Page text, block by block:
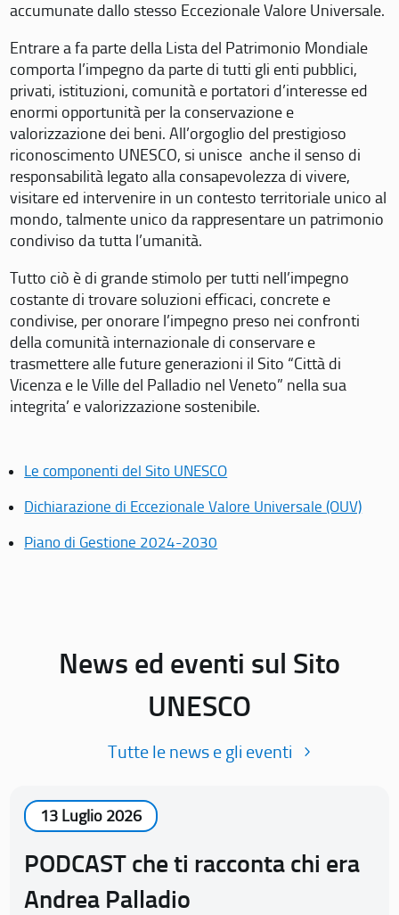
accumunate dallo stesso Eccezionale Valore Universale.
Entrare a fa parte della Lista del Patrimonio Mondiale
comporta l’impegno da parte di tutti gli enti pubblici,
privati, istituzioni, comunità e portatori d’interesse ed
enormi opportunità per la conservazione e
valorizzazione dei beni. All’orgoglio del prestigioso
riconoscimento UNESCO, si unisce anche il senso di
responsabilità legato alla consapevolezza di vivere,
visitare ed intervenire in un contesto territoriale unico al
mondo, talmente unico da rappresentare un patrimonio
condiviso da tutta l’umanità.
Tutto ciò è di grande stimolo per tutti nell’impegno
costante di trovare soluzioni efficaci, concrete e
condivise, per onorare l’impegno preso nei confronti
della comunità internazionale di conservare e
trasmettere alle future generazioni il Sito “Città di
Vicenza e le Ville del Palladio nel Veneto” nella sua
integrita’ e valorizzazione sostenibile.
Le componenti del Sito UNESCO
Dichiarazione di Eccezionale Valore Universale (OUV)
Piano di Gestione 2024-2030
News ed eventi sul Sito
UNESCO
Tutte le news e gli eventi
13 Luglio 2026
PODCAST che ti racconta chi era
Andrea Palladio